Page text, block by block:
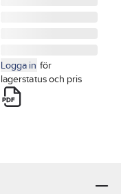
Logga in för
lagerstatus och pris